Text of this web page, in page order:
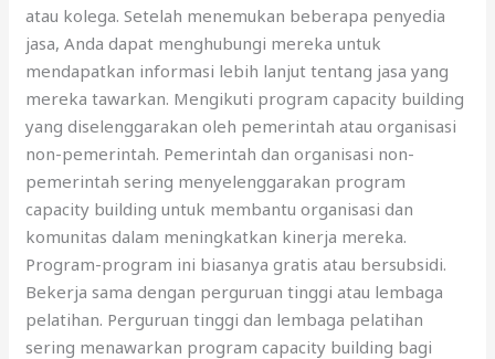
atau kolega. Setelah menemukan beberapa penyedia
jasa, Anda dapat menghubungi mereka untuk
mendapatkan informasi lebih lanjut tentang jasa yang
mereka tawarkan. Mengikuti program capacity building
yang diselenggarakan oleh pemerintah atau organisasi
non-pemerintah. Pemerintah dan organisasi non-
pemerintah sering menyelenggarakan program
capacity building untuk membantu organisasi dan
komunitas dalam meningkatkan kinerja mereka.
Program-program ini biasanya gratis atau bersubsidi.
Bekerja sama dengan perguruan tinggi atau lembaga
pelatihan. Perguruan tinggi dan lembaga pelatihan
sering menawarkan program capacity building bagi